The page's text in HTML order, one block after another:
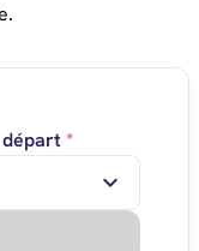
*